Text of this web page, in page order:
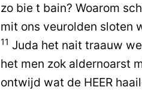
zo bie t bain? Woarom
mit ons veurolden sloten
11 Juda het nait traauw
het men zok aldernoarst
ontwijd wat de HEER